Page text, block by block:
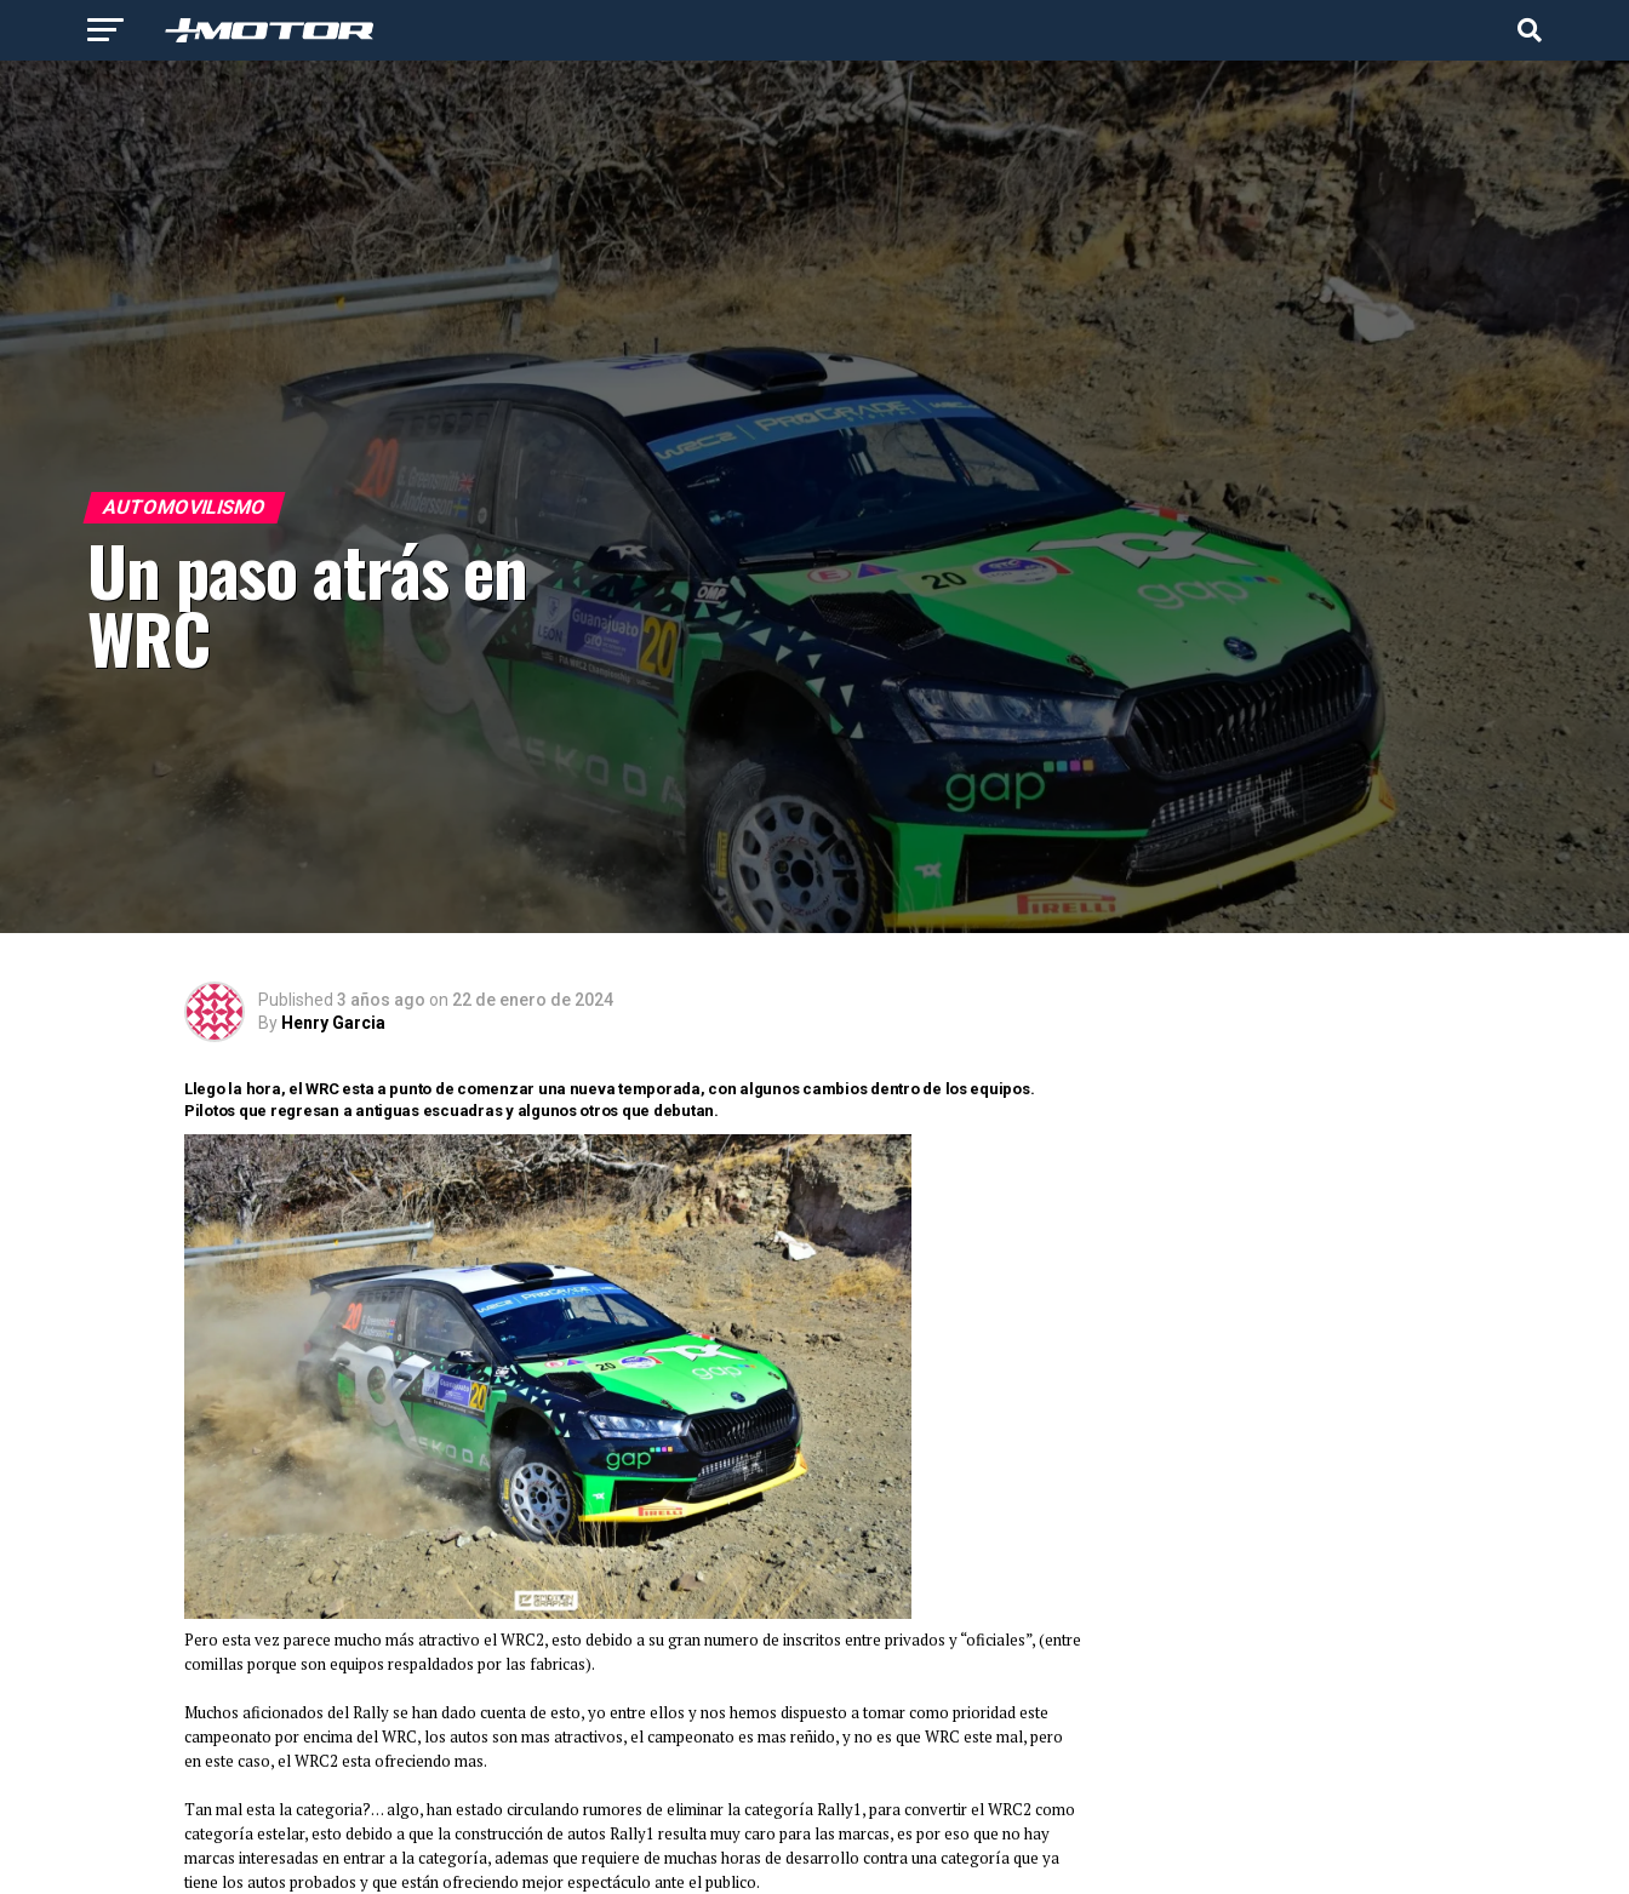
AUTOMOVILISMO
Un paso atrás en
WRC
Published 3 años ago on 22 de enero de 2024
By Henry Garcia
Llego la hora, el WRC esta a punto de comenzar una nueva temporada, con algunos cambios dentro de los equipos.
Pilotos que regresan a antiguas escuadras y algunos otros que debutan.
Pero esta vez parece mucho más atractivo el WRC2, esto debido a su gran numero de inscritos entre privados y “oficiales”, (entre
comillas porque son equipos respaldados por las fabricas).
Muchos aficionados del Rally se han dado cuenta de esto, yo entre ellos y nos hemos dispuesto a tomar como prioridad este
campeonato por encima del WRC, los autos son mas atractivos, el campeonato es mas reñido, y no es que WRC este mal, pero
en este caso, el WRC2 esta ofreciendo mas.
Tan mal esta la categoria?… algo, han estado circulando rumores de eliminar la categoría Rally1, para convertir el WRC2 como
categoría estelar, esto debido a que la construcción de autos Rally1 resulta muy caro para las marcas, es por eso que no hay
marcas interesadas en entrar a la categoría, ademas que requiere de muchas horas de desarrollo contra una categoría que ya
tiene los autos probados y que están ofreciendo mejor espectáculo ante el publico.